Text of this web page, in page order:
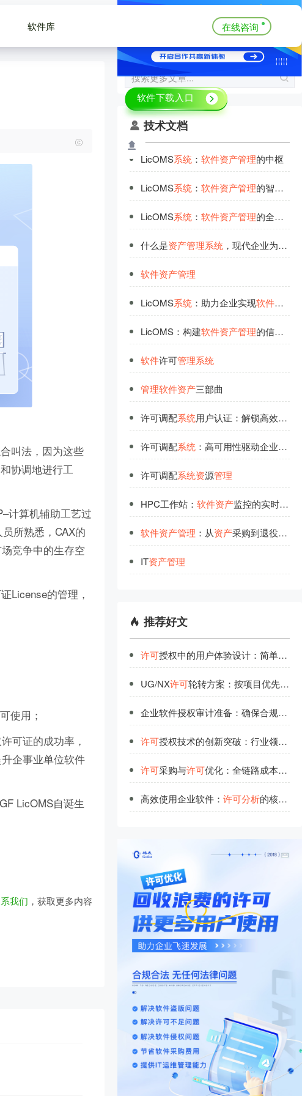
软件库 在线咨询
叫法，因为这些
协调地进行工
计算机辅助工艺过
所熟悉，CAX的
竞争中的生存空
License的管理，
使用；
可证的成功率，
企事业单位软件
LicOMS自诞生
我们 ，获取更多内容
技术文档
LicOMS系统： 软件资产管理的中枢
LicOMS系统： 软件资产管理的智能化转型
LicOMS系统： 软件资产管理的全面解决方案
什么是资产管理系统，现代企业为什么要使用
软件资产管理
LicOMS系统：助力企业实现软件资
LicOMS：构建软件资产管理的信任体
软件许可管理系统
管理软件资产三部曲
许可调配系统用户认证：解锁高效软
许可调配系统：高可用性驱动企业软
许可调配系统资源管理
HPC工作站： 软件资产监控的实时反馈
软件资产管理 ：从资产采购到退役的全生命周期
IT资产管理
推荐好文
许可授权中的用户体验设计：简单背后的技术实力
UG/NX许可轮转方案：按项目优先级分配，空闲自动流转
企业软件授权审计准备：确保合规运营的关键步骤
许可授权技术的创新突破：行业领先者的研发投入
许可采购与许可优化：全链路成本管控方案
高效使用企业软件： 许可分析的核心指标解读